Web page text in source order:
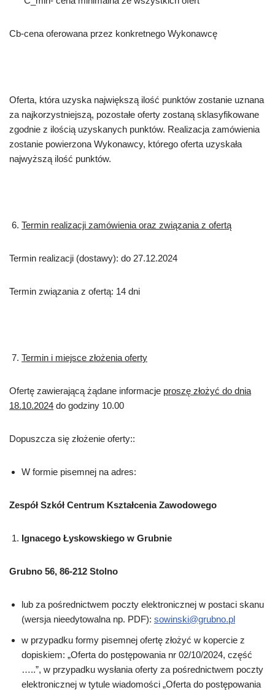
Cb-cena oferowana przez konkretnego Wykonawcę
Oferta, która uzyska największą ilość punktów zostanie uznana
za najkorzystniejszą, pozostałe oferty zostaną sklasyfikowane
zgodnie z ilością uzyskanych punktów. Realizacja zamówienia
zostanie powierzona Wykonawcy, którego oferta uzyskała
najwyższą ilość punktów.
Termin realizacji zamówienia oraz związania z ofertą
Termin realizacji (dostawy): do 27.12.2024
Termin związania z ofertą: 14 dni
Termin i miejsce złożenia oferty
Ofertę zawierającą żądane informacje proszę złożyć do dnia
18.10.2024 do godziny 10.00
Dopuszcza się złożenie oferty::
W formie pisemnej na adres:
Zespół Szkół Centrum Kształcenia Zawodowego
Ignacego Łyskowskiego w Grubnie
Grubno 56, 86-212 Stolno
lub za pośrednictwem poczty elektronicznej w postaci skanu
(wersja nieedytowalna np. PDF): sowinski@grubno.pl
w przypadku formy pisemnej ofertę złożyć w kopercie z
dopiskiem: „Oferta do postępowania nr 02/10/2024, część
…..”, w przypadku wysłania oferty za pośrednictwem poczty
elektronicznej w tytule wiadomości „Oferta do postępowania